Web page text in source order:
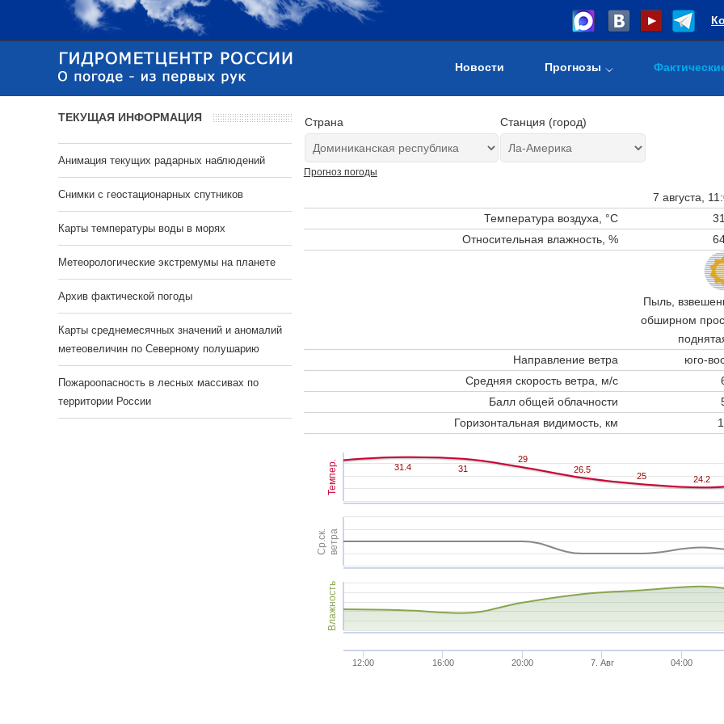
Новости Прогнозы
Страна Станция (город)
Прогноз погоды
7 августа,
Температура воздуха, °C
Относительная влажность, %
Пыль,
обширном
Направление ветра
юго-
Средняя скорость ветра, м/с
Балл общей облачности
Горизонтальная видимость, км
Темпер.
Ср.ск.ветра
Влажность
31.4
31.4 31
31
29
29
26.5
26.5
25
25 24.2
24.2
12:00 16:00 20:00 7. Авг 04:00
ТЕКУЩАЯ ИНФОРМАЦИЯ
Анимация текущих радарных наблюдений
Cнимки с геостационарных спутников
Карты температуры воды в морях
Метеорологические экстремумы на планете
Архив фактической погоды
Карты среднемесячных значений и аномалий
метеовеличин по Северному полушарию
Пожароопасность в лесных массивах по
территории России